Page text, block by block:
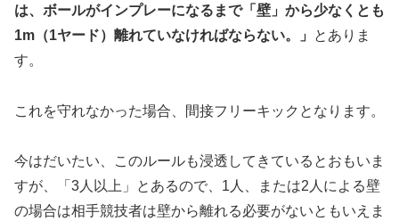
は、ボールがインプレーになるまで「壁」から少なくとも
1m（1ヤード）離れていなければならない。」
とありま
す。
これを守れなかった場合、間接フリーキックとなります。
今はだいたい、このルールも浸透してきているとおもいま
すが、「3人以上」とあるので、1人、または2人による壁
の場合は相手競技者は壁から離れる必要がないともいえま